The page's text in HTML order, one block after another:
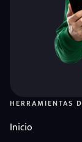
HERRAMIENTAS
Inicio